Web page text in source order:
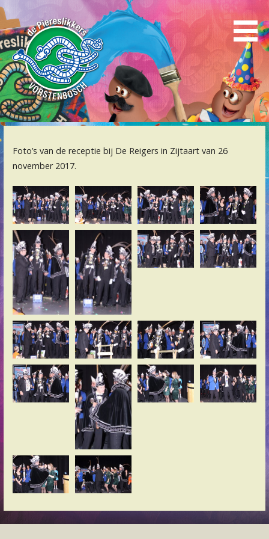
Naar
inhoud
gaan
De Piereslikkers
Carnavalsstichting Vorstenbosch
Foto’s van de receptie bij De Reigers in Zijtaart van 26
november 2017.